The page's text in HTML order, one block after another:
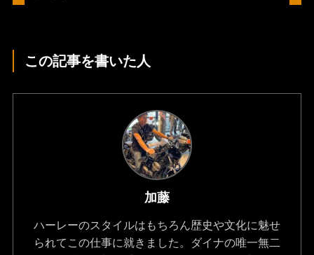
この記事を書いた人
加藤
ハーレーのスタイルはもちろん歴史や文化に魅せ
られてこの仕事に就きました。ダイナの唯一無二